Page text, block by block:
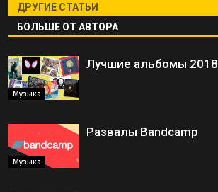
ДРУГИЕ СТАТЬИ
БОЛЬШЕ ОТ АВТОРА
Музыка
Лучшие альбомы 2018
Музыка
Развалы Bandcamp